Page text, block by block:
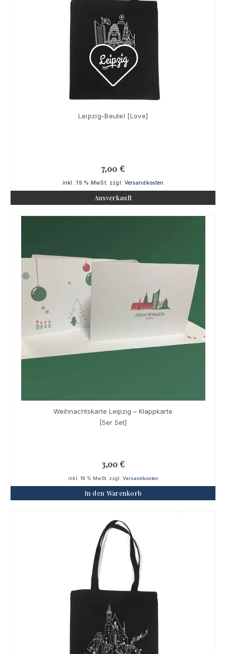
Leipzig-Beutel [Love]
7,00 €
inkl. 19 % MwSt. zzgl. Versandkosten
Ausverkauft
Weihnachtskarte Leipzig – Klappkarte
[5er Set]
3,00 €
inkl. 19 % MwSt. zzgl. Versandkosten
In den Warenkorb